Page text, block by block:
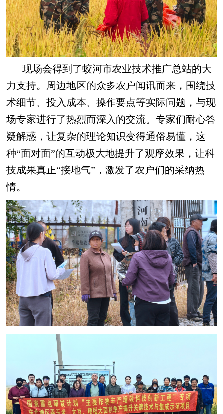
现场会得到了蛟河市农业技术推广总站的大
力支持。周边地区的众多农户闻讯而来，围绕技
术细节、投入成本、操作要点等实际问题，与现
场专家进行了热烈而深入的交流。专家们耐心答
疑解惑，让复杂的理论知识变得通俗易懂，这
种“面对面”的互动极大地提升了观摩效果，让科
技成果真正“接地气”，激发了农户们的采纳热
情。